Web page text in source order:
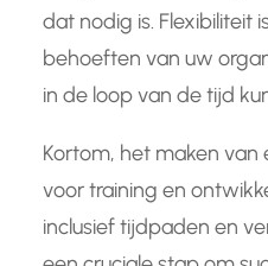
dat nodig is. Flexibiliteit
behoeften van uw
in de loop van de tijd
Kortom, het maken
voor training en
inclusief tijdpaden en